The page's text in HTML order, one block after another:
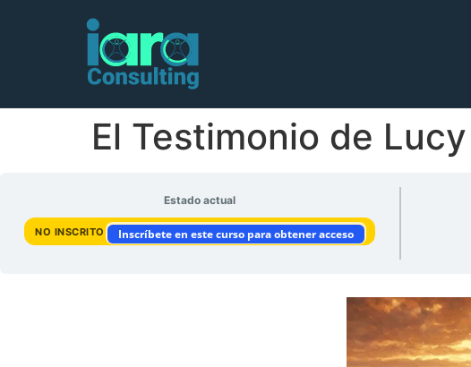
El Testimonio de
Estado actual
NO INSCRITO Inscríbete en este curso para obtener acceso